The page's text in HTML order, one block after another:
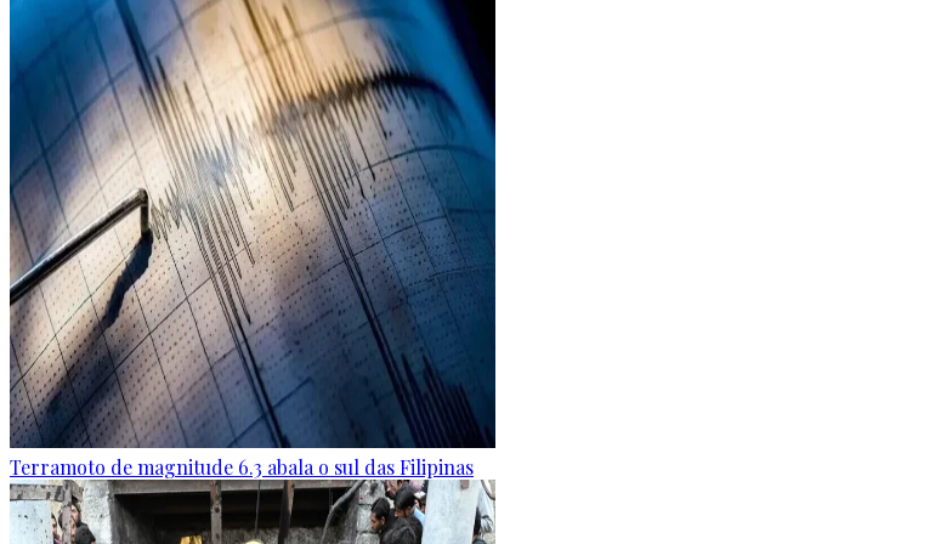
Terramoto de magnitude 6.3 abala o sul das Filipinas